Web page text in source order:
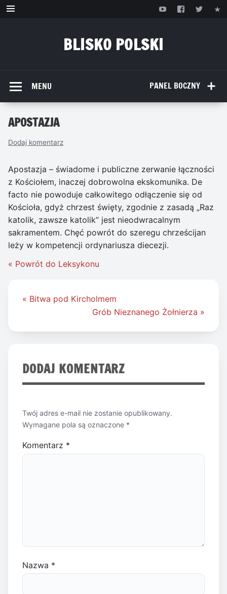
Przejdź
BLISKO POLSKI
PANEL BOCZNY
MENU
APOSTAZJA
Dodaj komentarz
Apostazja – świadome i publiczne zerwanie łączności
z Kościołem, inaczej dobrowolna ekskomunika. De
facto nie powoduje całkowitego odłączenie się od
Kościoła, gdyż chrzest święty, zgodnie z zasadą „Raz
katolik, zawsze katolik” jest nieodwracalnym
sakramentem. Chęć powrót do szeregu chrześcijan
leży w kompetencji ordynariusza diecezji.
« Powrót do Leksykonu
Nawigacja
« Bitwa pod Kircholmem
Grób Nieznanego Żołnierza »
DODAJ KOMENTARZ
Twój adres e-mail nie zostanie opublikowany.
Wymagane pola są oznaczone *
Komentarz *
Nazwa *